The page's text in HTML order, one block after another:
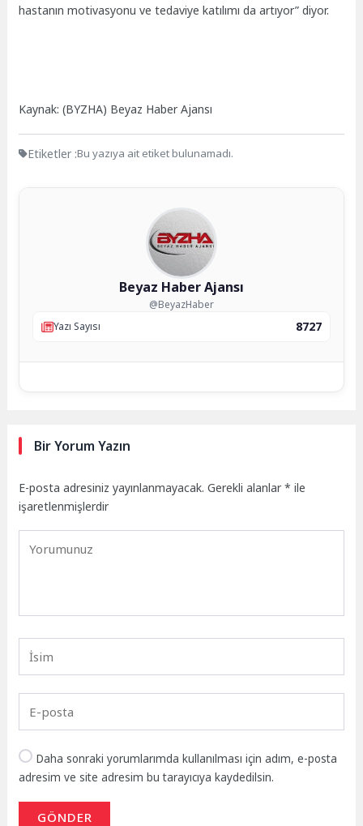
hastanın motivasyonu ve tedaviye katılımı da artıyor” diyor.
Kaynak: (BYZHA) Beyaz Haber Ajansı
Etiketler :Bu yazıya ait etiket bulunamadı.
Beyaz Haber Ajansı
@BeyazHaber
Yazı Sayısı
8727
Bir Yorum Yazın
E-posta adresiniz yayınlanmayacak. Gerekli alanlar* ile
işaretlenmişlerdir
Daha sonraki yorumlarımda kullanılması için adım, e-posta
adresim ve site adresim bu tarayıcıya kaydedilsin.
GÖNDER